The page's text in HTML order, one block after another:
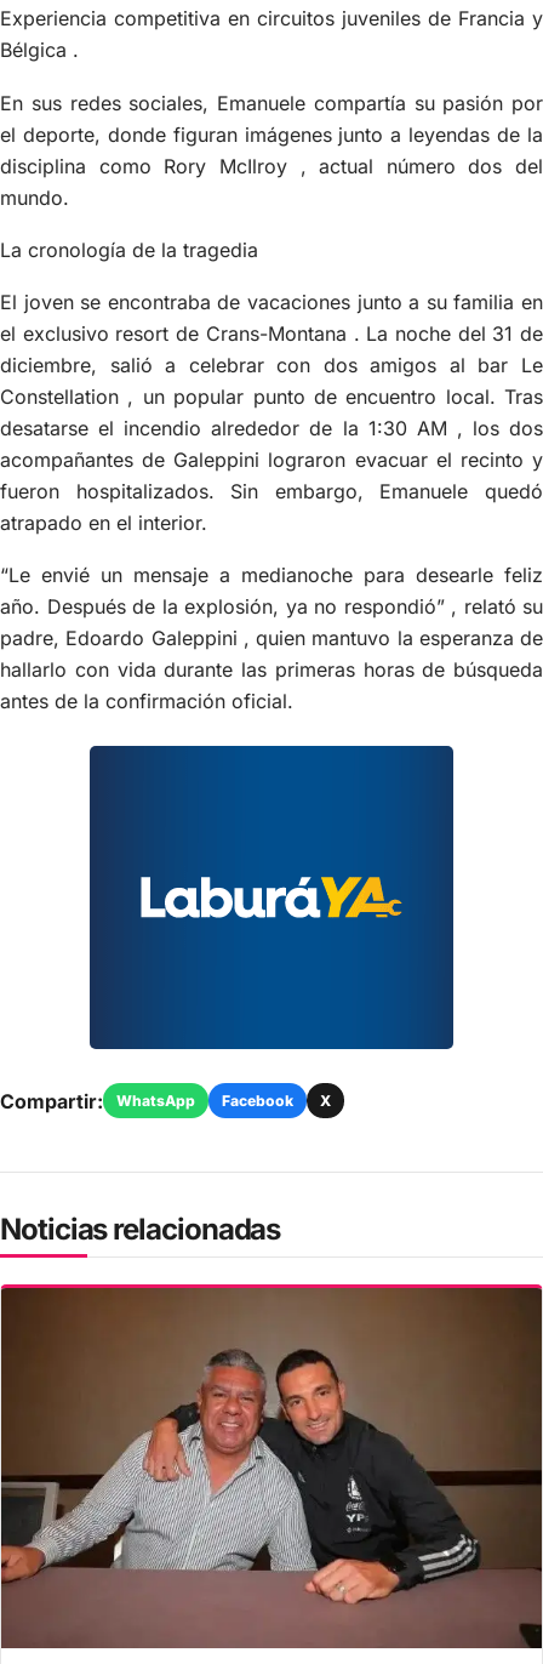
Experiencia competitiva en circuitos juveniles de Francia y
Bélgica .
En sus redes sociales, Emanuele compartía su pasión por
el deporte, donde figuran imágenes junto a leyendas de la
disciplina como Rory McIlroy , actual número dos del
mundo.
La cronología de la tragedia
El joven se encontraba de vacaciones junto a su familia en
el exclusivo resort de Crans-Montana . La noche del 31 de
diciembre, salió a celebrar con dos amigos al bar Le
Constellation , un popular punto de encuentro local. Tras
desatarse el incendio alrededor de la 1:30 AM , los dos
acompañantes de Galeppini lograron evacuar el recinto y
fueron hospitalizados. Sin embargo, Emanuele quedó
atrapado en el interior.
“Le envié un mensaje a medianoche para desearle feliz
año. Después de la explosión, ya no respondió” , relató su
padre, Edoardo Galeppini , quien mantuvo la esperanza de
hallarlo con vida durante las primeras horas de búsqueda
antes de la confirmación oficial.
Compartir: WhatsApp Facebook X
Noticias relacionadas